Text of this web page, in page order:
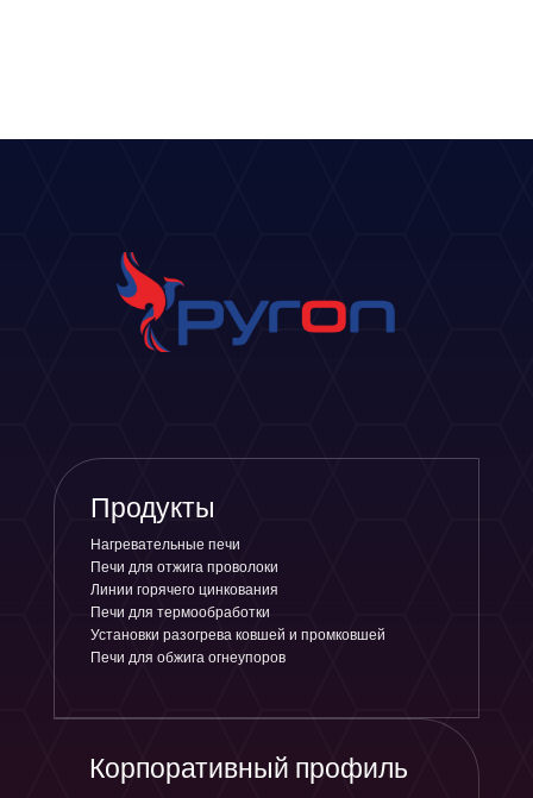
Продукты
Нагревательные печи
Печи для отжига проволоки
Линии горячего цинкования
Печи для термообработки
Установки разогрева ковшей и промковшей
Печи для обжига огнеупоров
Корпоративный профиль